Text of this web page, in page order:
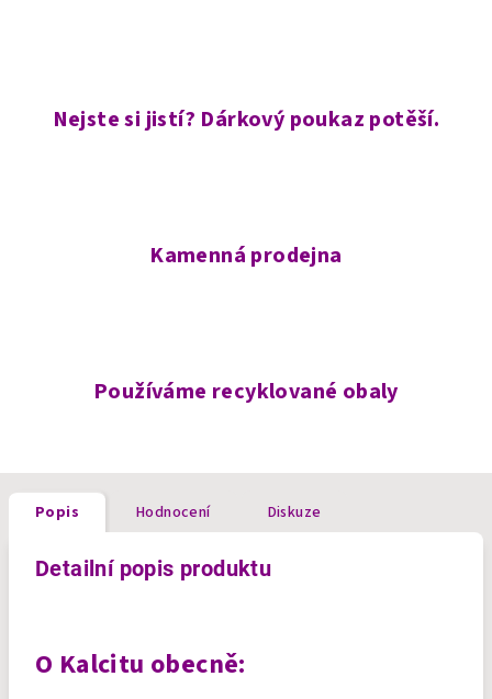
Nejste si jistí? Dárkový poukaz potěší.
Kamenná prodejna
Používáme recyklované obaly
Popis Hodnocení Diskuze
Detailní popis produktu
O Kalcitu obecně: